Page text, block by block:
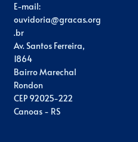
E-mail:
ouvidoria@gracas.org
.br
Av. Santos Ferreira,
1864
Bairro Marechal
Rondon
CEP 92025-222
Canoas - RS